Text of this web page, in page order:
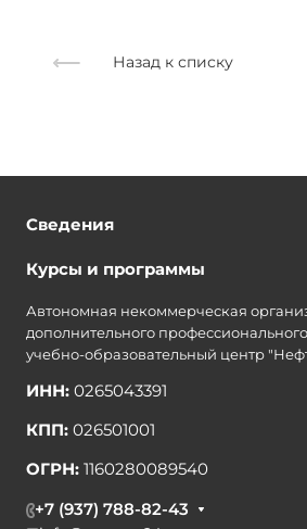
Назад к списку
Сведения
Курсы и программы
Автономная некоммерческая
дополнительного
учебно-образовательный центр
ИНН: 0265043391
КПП: 026501001
ОГРН: 1160280089540
+7 (937) 788-82-43